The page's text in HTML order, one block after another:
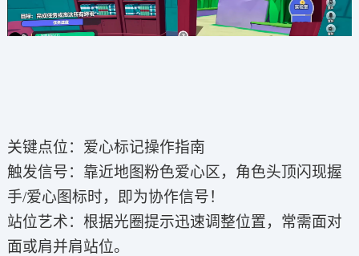
关键点位：爱心标记操作指南
触发信号：靠近地图粉色爱心区，角色头顶闪现握
手/爱心图标时，即为协作信号！
站位艺术：根据光圈提示迅速调整位置，常需面对
面或肩并肩站位。